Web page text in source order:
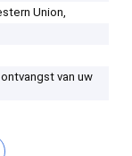
Union,
van uw